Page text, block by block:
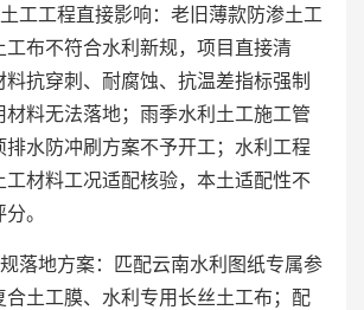
工工程直接影响：老旧薄款防渗土工
工布不符合水利新规，项目直接清
抗穿刺、耐腐蚀、抗温差指标强制
料无法落地；雨季水利土工施工管
水防冲刷方案不予开工；水利工程
材料工况适配核验，本土适配性不
。
落地方案：匹配云南水利图纸专属参
合土工膜、水利专用长丝土工布；配